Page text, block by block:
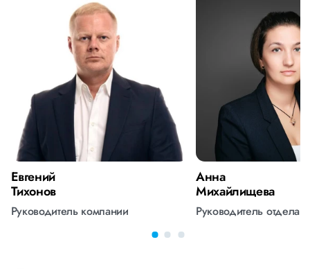
Евгений
Тихонов
Руководитель компании
Анна
Михайлищева
Руководитель отдела